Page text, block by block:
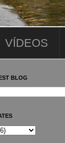
VÍDEOS
BLOG